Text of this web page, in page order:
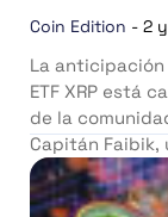
Coin Edition - 2
La
ETF XRP está
de la
Capitán Faibik,